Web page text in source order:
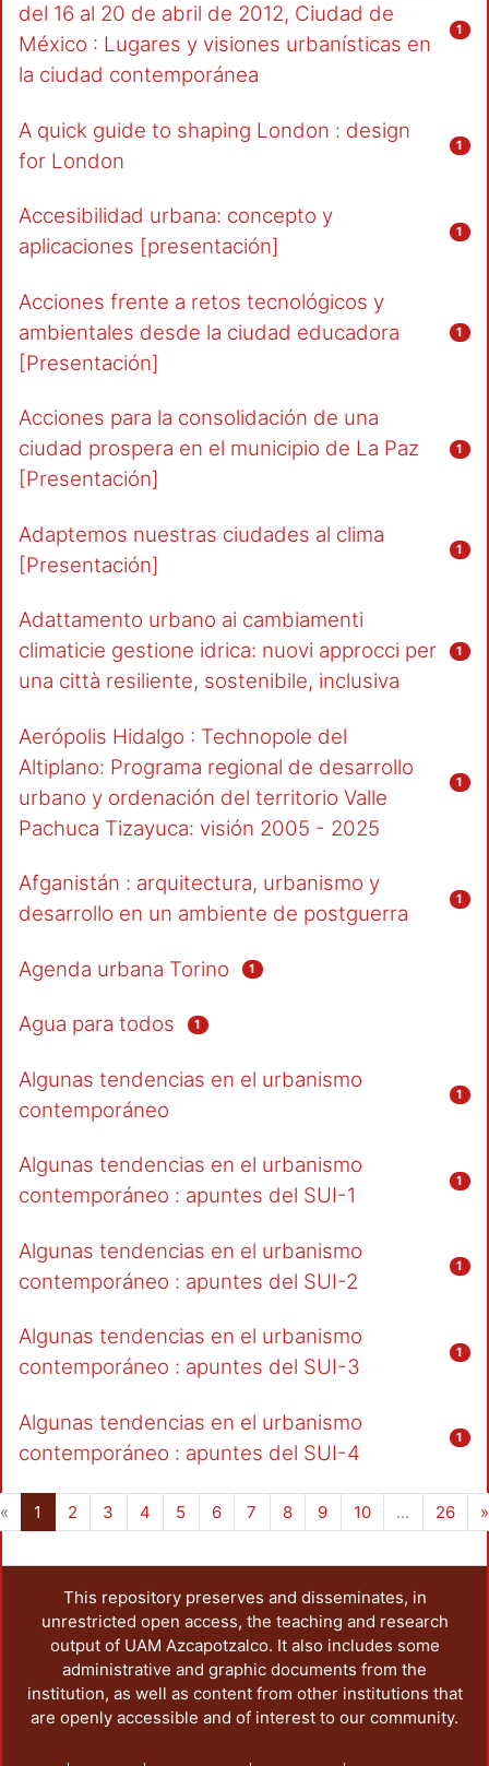
del 16 al 20 de abril de 2012, Ciudad de
México : Lugares y visiones urbanísticas en
la ciudad contemporánea
1
A quick guide to shaping London : design
for London
1
Accesibilidad urbana: concepto y
aplicaciones [presentación]
1
Acciones frente a retos tecnológicos y
ambientales desde la ciudad educadora
[Presentación]
1
Acciones para la consolidación de una
ciudad prospera en el municipio de La Paz
[Presentación]
1
Adaptemos nuestras ciudades al clima
[Presentación]
1
Adattamento urbano ai cambiamenti
climaticie gestione idrica: nuovi approcci per
una città resiliente, sostenibile, inclusiva
1
Aerópolis Hidalgo : Technopole del
Altiplano: Programa regional de desarrollo
urbano y ordenación del territorio Valle
Pachuca Tizayuca: visión 2005 - 2025
1
Afganistán : arquitectura, urbanismo y
desarrollo en un ambiente de postguerra
1
Agenda urbana Torino 1
Agua para todos 1
Algunas tendencias en el urbanismo
contemporáneo
1
Algunas tendencias en el urbanismo
contemporáneo : apuntes del SUI-1
1
Algunas tendencias en el urbanismo
contemporáneo : apuntes del SUI-2
1
Algunas tendencias en el urbanismo
contemporáneo : apuntes del SUI-3
1
Algunas tendencias en el urbanismo
contemporáneo : apuntes del SUI-4
1
« 1 (current)
2 3 4 5 6 7 8 9 10 ... 26 »
This repository preserves and disseminates, in
unrestricted open access, the teaching and research
output of UAM Azcapotzalco. It also includes some
administrative and graphic documents from the
institution, as well as content from other institutions that
are openly accessible and of interest to our community.